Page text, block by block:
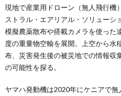
現地で産業用ドローン（無人飛行機
ストラル・エアリアル・ソリューシ
模擬農薬散布や搭載カメラを使った
度の重量物空輸を展開。上空から水
布、災害発生後の被災地での情報収
の可能性を探る。
ヤマハ発動機は2020年にケニアで